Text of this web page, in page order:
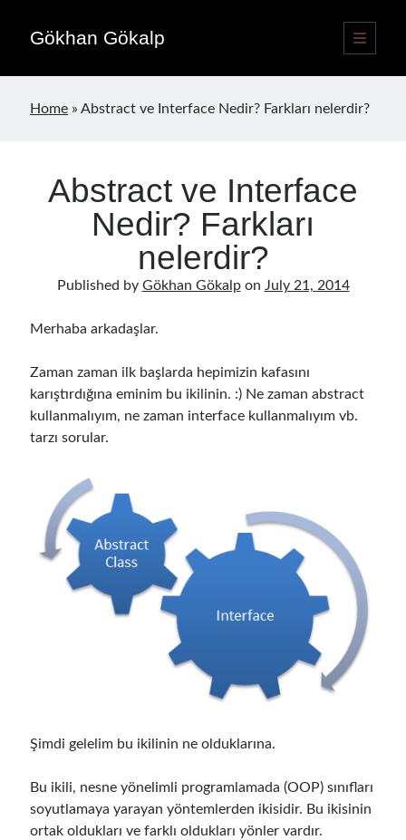
Gökhan Gökalp
open
primary
Sidebar
Publications
Home »Abstract ve Interface Nedir? Farkları nelerdir?
Abstract ve Interface
Nedir? Farkları
nelerdir?
Published by Gökhan Gökalpon July 21, 2014
Merhaba arkadaşlar.
Zaman zaman ilk başlarda hepimizin kafasını
karıştırdığına eminim bu ikilinin. :) Ne zaman abstract
kullanmalıyım, ne zaman interface kullanmalıyım vb.
tarzı sorular.
Şimdi gelelim bu ikilinin ne olduklarına.
Bu ikili, nesne yönelimli programlamada (OOP) sınıfları
soyutlamaya yarayan yöntemlerden ikisidir. Bu ikisinin
ortak oldukları ve farklı oldukları yönler vardır.